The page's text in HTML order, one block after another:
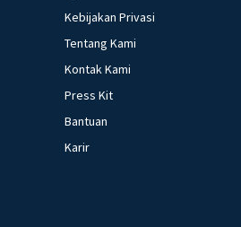
Kebijakan Privasi
Tentang Kami
Kontak Kami
Press Kit
Bantuan
Karir